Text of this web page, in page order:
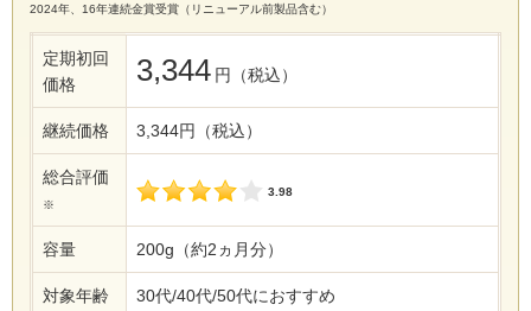
2024年、16年連続金賞受賞（リニューアル前製品含む）
定期初回
価格
3,344 円（税込）
継続価格 3,344円（税込）
総合評価
※
3.98
容量 200g（約2ヵ月分）
対象年齢 30代/40代/50代におすすめ